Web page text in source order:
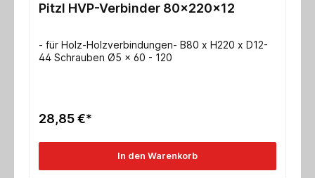
Pitzl HVP-Verbinder 80x220x12
- für Holz-Holzverbindungen- B80 x H220 x D12-
44 Schrauben Ø5 x 60 - 120
28,85 €*
In den Warenkorb